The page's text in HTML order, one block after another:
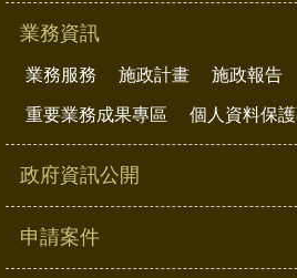
業務資訊
業務服務 施政計畫 施政報告
重要業務成果專區 個人資料保
政府資訊公開
申請案件